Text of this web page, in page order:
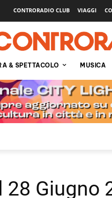
CONTRORADIO CLUB VIAGGI
& SPETTACOLO MUSICA
28 Giugno